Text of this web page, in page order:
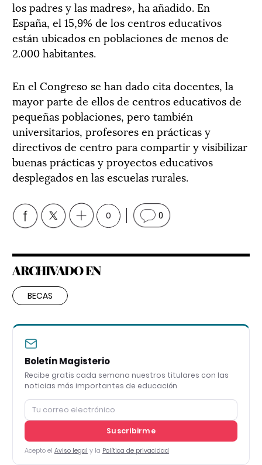
los padres y las madres», ha añadido. En
España, el 15,9% de los centros educativos
están ubicados en poblaciones de menos de
2.000 habitantes.
En el Congreso se han dado cita docentes, la
mayor parte de ellos de centros educativos de
pequeñas poblaciones, pero también
universitarios, profesores en prácticas y
directivos de centro para compartir y visibilizar
buenas prácticas y proyectos educativos
desplegados en las escuelas rurales.
0 0
ARCHIVADO EN
BECAS
Boletín Magisterio
Recibe gratis cada semana nuestros titulares con las
noticias más importantes de educación
Suscribirme
Acepto el Aviso legal y la Política de privacidad